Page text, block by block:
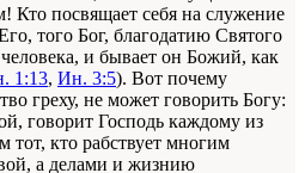
Кто посвящает себя на служение
того Бог, благодатию Святого
и бывает он Божий, как
1:13, Ин. 3:5). Вот почему
греху, не может говорить Богу:
говорит Господь каждому из
кто рабствует многим
а делами и жизнию